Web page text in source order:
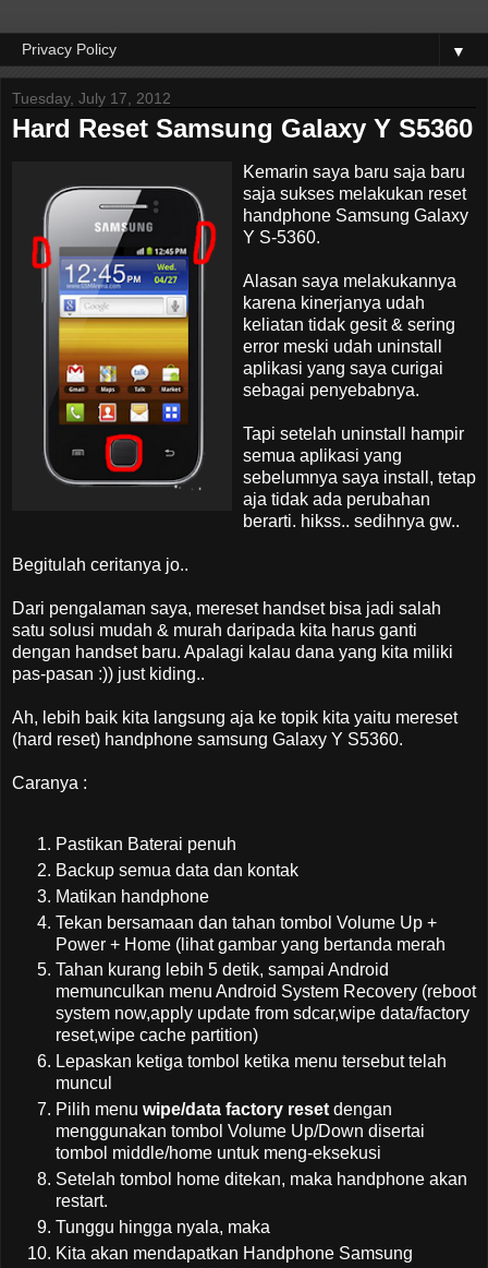
▼
Tuesday, July 17, 2012
Hard Reset Samsung Galaxy Y S5360
Kemarin saya baru saja baru
saja sukses melakukan reset
handphone Samsung Galaxy
Y S-5360.
Alasan saya melakukannya
karena kinerjanya udah
keliatan tidak gesit & sering
error meski udah uninstall
aplikasi yang saya curigai
sebagai penyebabnya.
Tapi setelah uninstall hampir
semua aplikasi yang
sebelumnya saya install, tetap
aja tidak ada perubahan
berarti. hikss.. sedihnya gw..
Begitulah ceritanya jo..
Dari pengalaman saya, mereset handset bisa jadi salah
satu solusi mudah & murah daripada kita harus ganti
dengan handset baru. Apalagi kalau dana yang kita miliki
pas-pasan :)) just kiding..
Ah, lebih baik kita langsung aja ke topik kita yaitu mereset
(hard reset) handphone samsung Galaxy Y S5360.
Caranya :
Pastikan Baterai penuh
Backup semua data dan kontak
Matikan handphone
Tekan bersamaan dan tahan tombol Volume Up +
Power + Home (lihat gambar yang bertanda merah
Tahan kurang lebih 5 detik, sampai Android
memunculkan menu Android System Recovery (reboot
system now,apply update from sdcar,wipe data/factory
reset,wipe cache partition)
Lepaskan ketiga tombol ketika menu tersebut telah
muncul
Pilih menu wipe/data factory reset dengan
menggunakan tombol Volume Up/Down disertai
tombol middle/home untuk meng-eksekusi
Setelah tombol home ditekan, maka handphone akan
restart.
Tunggu hingga nyala, maka
Kita akan mendapatkan Handphone Samsung